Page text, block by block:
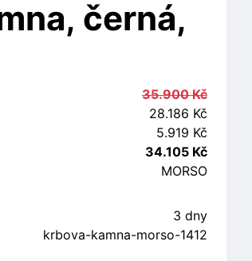
černá,
35.900 Kč
28.186 Kč
5.919 Kč
34.105 Kč
MORSO
3 dny
krbova-kamna-morso-1412